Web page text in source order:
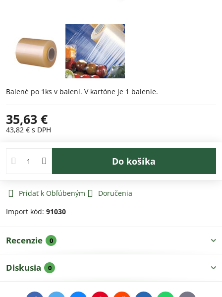
Balené po 1ks v balení. V kartóne je 1 balenie.
35,63 €
43,82 € s DPH
Do košíka
Pridať k Obľúbeným
Doručenia
Import kód: 91030
Recenzie 0
Diskusia 0